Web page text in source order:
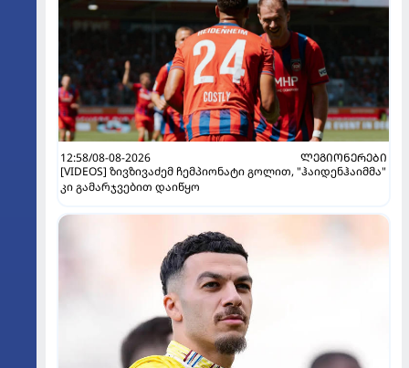
12:58/08-08-2026
ᲚᲔᲒᲘᲝᲜᲔᲠᲔᲑᲘ
[VIDEOS] ზივზივაძემ ჩემპიონატი გოლით, "ჰაიდენჰაიმმა"
კი გამარჯვებით დაიწყო